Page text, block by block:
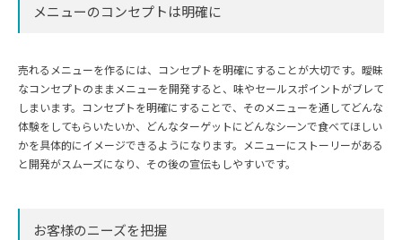
メニューのコンセプトは明確に
売れるメニューを作るには、コンセプトを明確にすることが大切です。曖昧
なコンセプトのままメニューを開発すると、味やセールスポイントがブレて
しまいます。コンセプトを明確にすることで、そのメニューを通してどんな
体験をしてもらいたいか、どんなターゲットにどんなシーンで食べてほしい
かを具体的にイメージできるようになります。メニューにストーリーがある
と開発がスムーズになり、その後の宣伝もしやすいです。
お客様のニーズを把握